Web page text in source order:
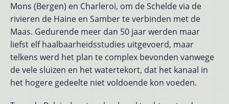
Mons (Bergen) en Charleroi, om de Schelde via de
rivieren de Haine en Samber te verbinden met de
Maas. Gedurende meer dan 50 jaar werden maar
liefst elf haalbaarheidsstudies uitgevoerd, maar
telkens werd het plan te complex bevonden vanwege
de vele sluizen en het watertekort, dat het kanaal in
het hogere gedeelte niet voldoende kon voeden.